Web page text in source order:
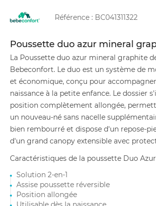
Référence : BC041311322
Poussette duo azur mineral
La Poussette duo azur mineral graphite
Bebeconfort. Le duo est un système de
et économique, conçu pour
naissance à la petite enfance. Le dossier
position complètement allongée,
un nouveau-né sans nacelle
bien rembourré et dispose d'un repose-
d'un grand canopy extensible avec
Caractéristiques de la poussette Duo
Solution 2-en-1
Assise poussette réversible
Position allongée